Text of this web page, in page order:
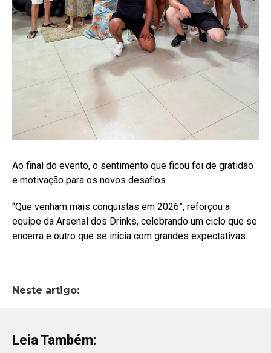
Ao final do evento, o sentimento que ficou foi de gratidão
e motivação para os novos desafios.
“Que venham mais conquistas em 2026”, reforçou a
equipe da Arsenal dos Drinks, celebrando um ciclo que se
encerra e outro que se inicia com grandes expectativas.
Neste artigo:
Leia Também: